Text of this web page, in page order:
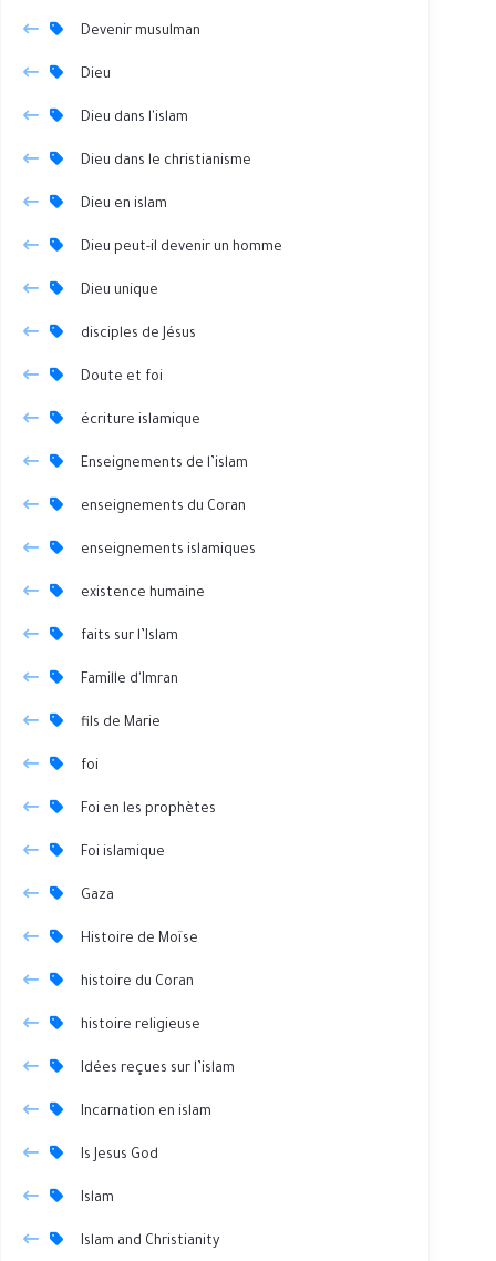
Devenir musulman
Dieu
Dieu dans l'islam
Dieu dans le christianisme
Dieu en islam
Dieu peut-il devenir un homme
Dieu unique
disciples de Jésus
Doute et foi
écriture islamique
Enseignements de l’islam
enseignements du Coran
enseignements islamiques
existence humaine
faits sur l’Islam
Famille d'Imran
fils de Marie
foi
Foi en les prophètes
Foi islamique
Gaza
Histoire de Moïse
histoire du Coran
histoire religieuse
Idées reçues sur l’islam
Incarnation en islam
Is Jesus God
Islam
Islam and Christianity